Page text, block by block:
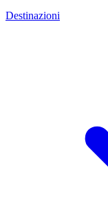
Destinazioni